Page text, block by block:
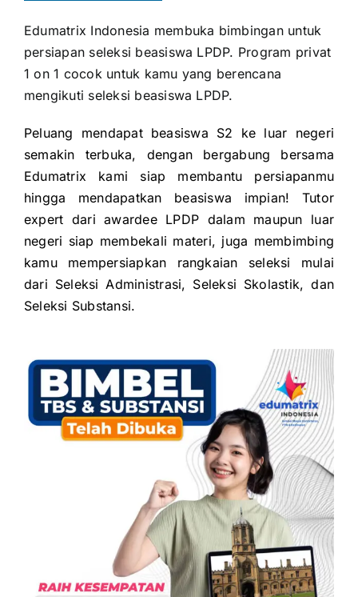
Edumatrix Indonesia membuka bimbingan untuk
persiapan seleksi beasiswa LPDP. Program privat
1 on 1 cocok untuk kamu yang berencana
mengikuti seleksi beasiswa LPDP.
Peluang mendapat beasiswa S2 ke luar negeri
semakin terbuka, dengan bergabung bersama
Edumatrix kami siap membantu persiapanmu
hingga mendapatkan beasiswa impian! Tutor
expert dari awardee LPDP dalam maupun luar
negeri siap membekali materi, juga membimbing
kamu mempersiapkan rangkaian seleksi mulai
dari Seleksi Administrasi, Seleksi Skolastik, dan
Seleksi Substansi.